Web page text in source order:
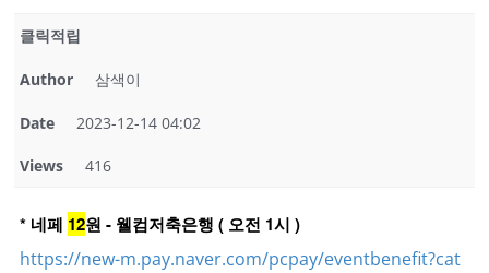
클릭적립
Author 삼색이
Date 2023-12-14 04:02
Views 416
* 네페 12원 - 웰컴저축은행 ( 오전 1시 )
https://new-m.pay.naver.com/pcpay/eventbenefit?cat